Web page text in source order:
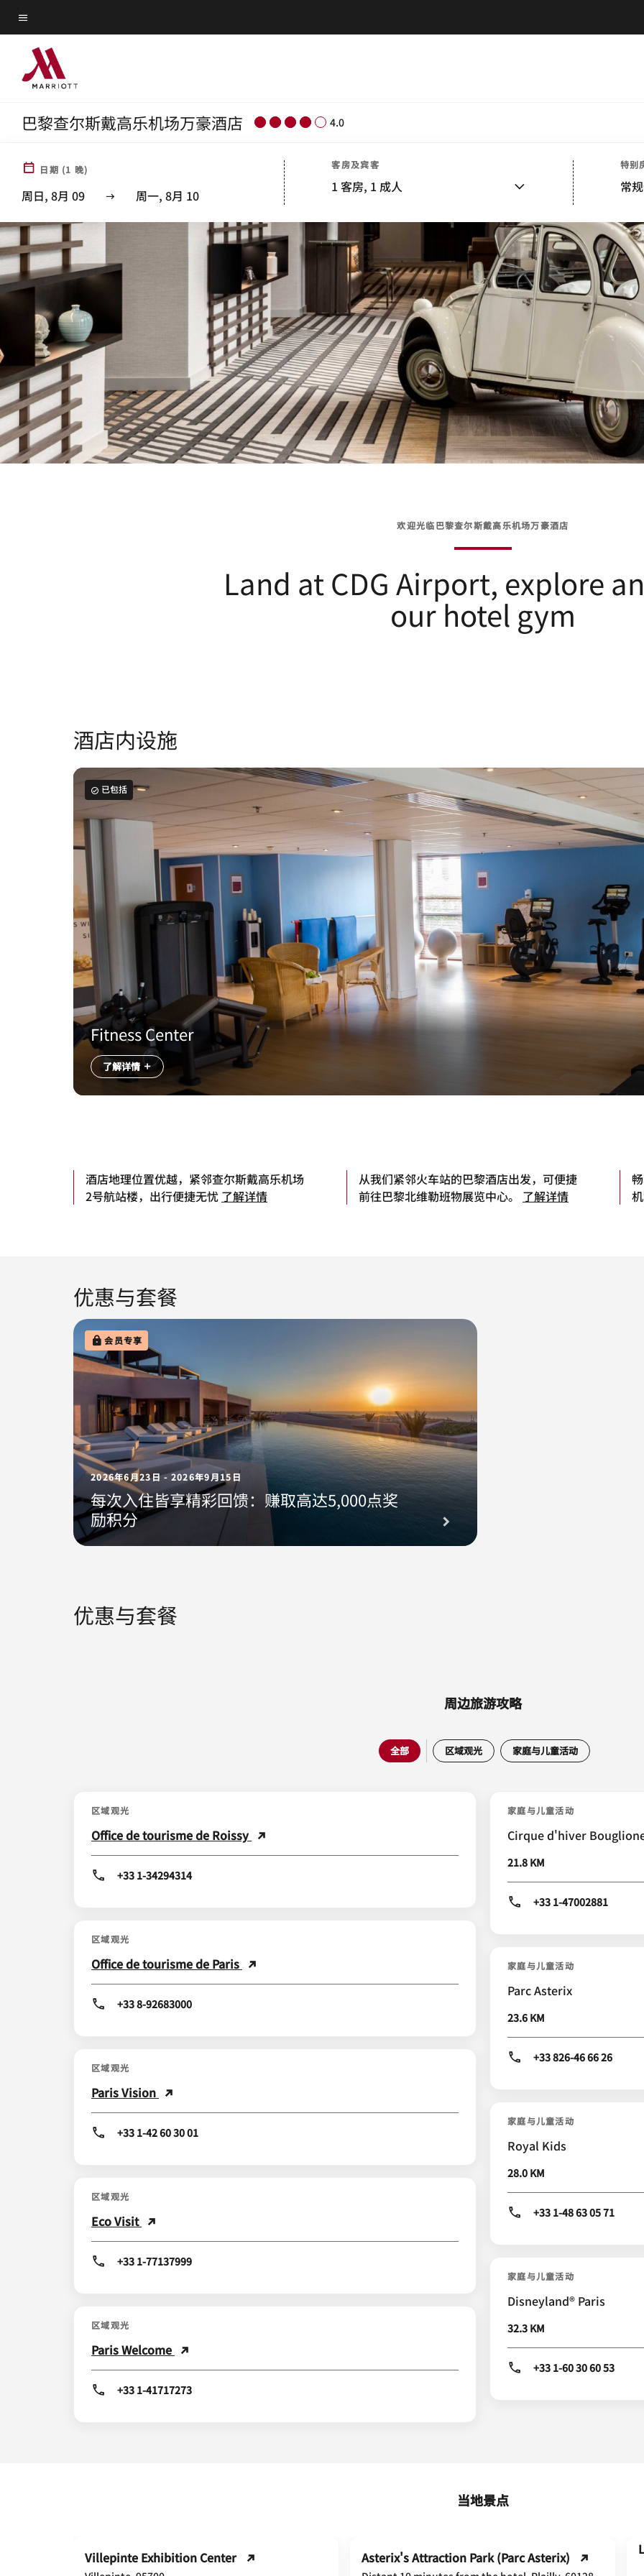
Skip
to
main
content
菜单文本
巴黎查尔斯戴高乐机场万豪酒店 4.0
日期 (1 晚)
周日, 8月 09 周一, 8月 10
客房及宾客
1 客房, 1 成人
特别
常
欢迎光临巴黎查尔斯戴高乐机场万豪酒店
Land at CDG Airport, explore
our hotel gym
酒店内设施
已包括
Fitness Center
了解详情
酒店地理位置优越，紧邻查尔斯戴高乐机场
2号航站楼，出行便捷无忧 了解详情
从我们紧邻火车站的巴黎酒店出发，可便捷
前往巴黎北维勒班物展览中心。 了解详情
优惠与套餐
会员专享
2026年6月23日 - 2026年9月15日
每次入住皆享精彩回馈：赚取高达5,000点奖
励积分
优惠与套餐
周边旅游攻略
全部 区域观光 家庭与儿童活动
区域观光
Office de tourisme de Roissy
+33 1-34294314
区域观光
Office de tourisme de Paris
+33 8-92683000
区域观光
Paris Vision
+33 1-42 60 30 01
区域观光
Eco Visit
+33 1-77137999
区域观光
Paris Welcome
+33 1-41717273
家庭与儿童活动
Cirque d'hiver
21.8 KM
+33 1-47002881
家庭与儿童活动
Parc Asterix
23.6 KM
+33 826-46 66 26
家庭与儿童活动
Royal Kids
28.0 KM
+33 1-48 63 05 71
家庭与儿童活动
Disneyland® Paris
32.3 KM
+33 1-60 30 60 53
当地景点
Villepinte Exhibition Center Asterix's Attraction Park (Parc Asterix)